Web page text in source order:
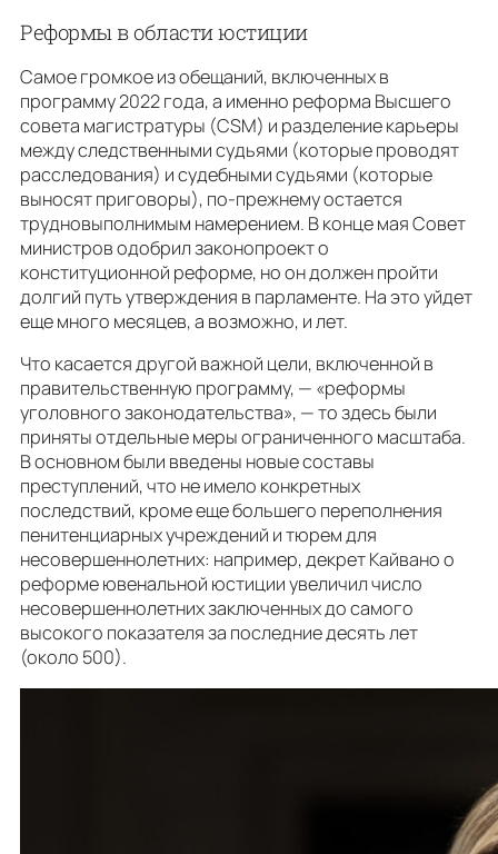
Реформы в области юстиции
Самое громкое из обещаний, включенных в
программу 2022 года, а именно реформа Высшего
совета магистратуры (CSM) и разделение карьеры
между следственными судьями (которые проводят
расследования) и судебными судьями (которые
выносят приговоры), по-прежнему остается
трудновыполнимым намерением. В конце мая Совет
министров одобрил законопроект о
конституционной реформе, но он должен пройти
долгий путь утверждения в парламенте. На это уйдет
еще много месяцев, а возможно, и лет.
Что касается другой важной цели, включенной в
правительственную программу, — «реформы
уголовного законодательства», — то здесь были
приняты отдельные меры ограниченного масштаба.
В основном были введены новые составы
преступлений, что не имело конкретных
последствий, кроме еще большего переполнения
пенитенциарных учреждений и тюрем для
несовершеннолетних: например, декрет Кайвано о
реформе ювенальной юстиции увеличил число
несовершеннолетних заключенных до самого
высокого показателя за последние десять лет
(около 500).